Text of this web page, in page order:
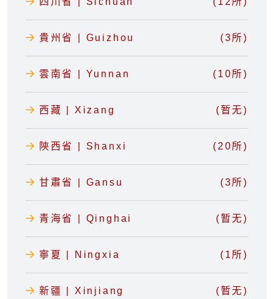
貴州省 | Guizhou (3所)
雲南省 | Yunnan (10所)
西藏 | Xizang (暂无)
陝西省 | Shanxi (20所)
甘肅省 | Gansu (3所)
青海省 | Qinghai (暂无)
寧夏 | Ningxia (1所)
新疆 | Xinjiang (暂无)